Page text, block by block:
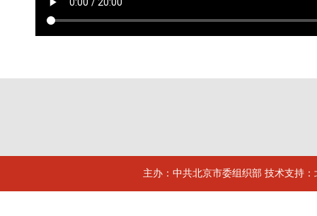
主办：中共北京市委组织部 技术支持